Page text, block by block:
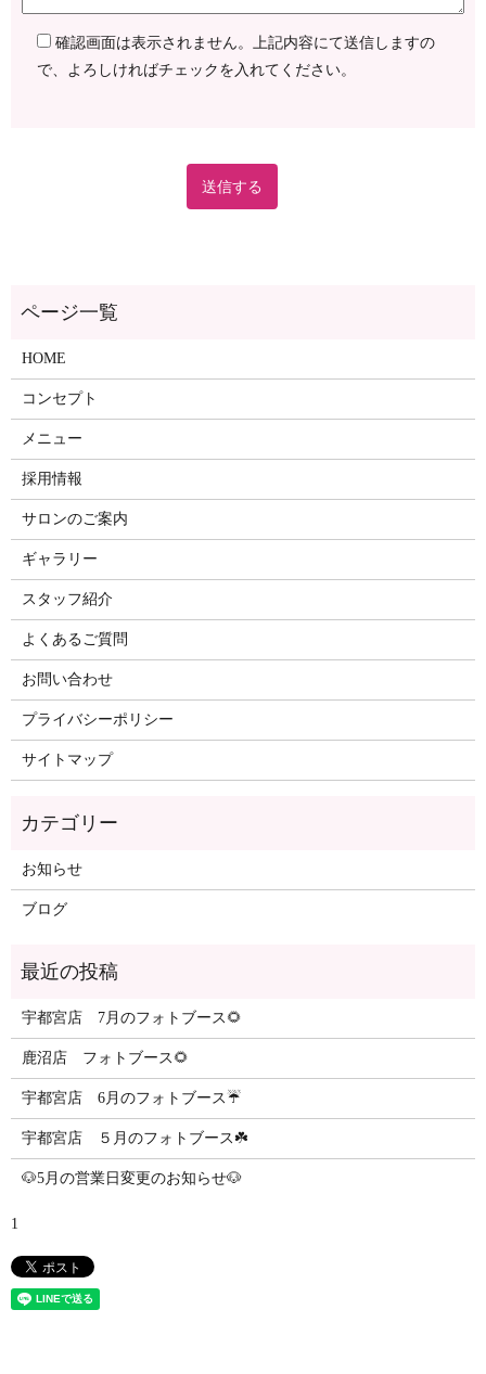
確認画面は表示されません。上記内容にて送信しますの
で、よろしければチェックを入れてください。
ページ一覧
HOME
コンセプト
メニュー
採用情報
サロンのご案内
ギャラリー
スタッフ紹介
よくあるご質問
お問い合わせ
プライバシーポリシー
サイトマップ
カテゴリー
お知らせ
ブログ
最近の投稿
宇都宮店 7月のフォトブース🌻
鹿沼店 フォトブース🌻
宇都宮店 6月のフォトブース☔️
宇都宮店 ５月のフォトブース☘️
🐶5月の営業日変更のお知らせ🐶
1